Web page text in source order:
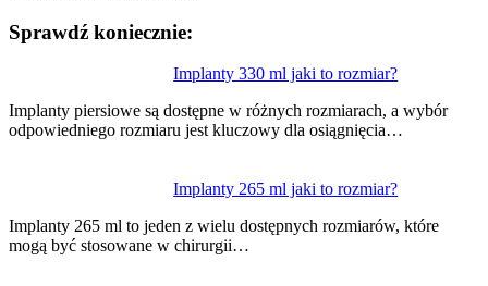
Sprawdź koniecznie:
Implanty 330 ml jaki to rozmiar?
Implanty piersiowe są dostępne w różnych rozmiarach, a wybór
odpowiedniego rozmiaru jest kluczowy dla osiągnięcia…
Implanty 265 ml jaki to rozmiar?
Implanty 265 ml to jeden z wielu dostępnych rozmiarów, które
mogą być stosowane w chirurgii…
wpisu